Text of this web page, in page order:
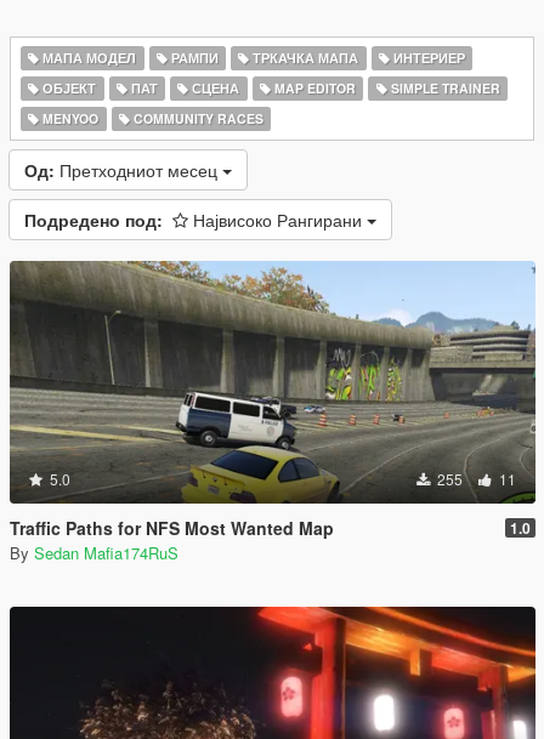
МАПА МОДЕЛ РАМПИ ТРКАЧКА МАПА
ИНТЕРИЕР
ОБЈЕКТ
ПАТ СЦЕНА MAP EDITOR
SIMPLE TRAINER
MENYOO
COMMUNITY RACES
Од: Претходниот месец
Подредено под: Највисоко Рангирани
5.0 255 11
Traffic Paths for NFS Most Wanted Map 1.0
By Sedan Mafia174RuS